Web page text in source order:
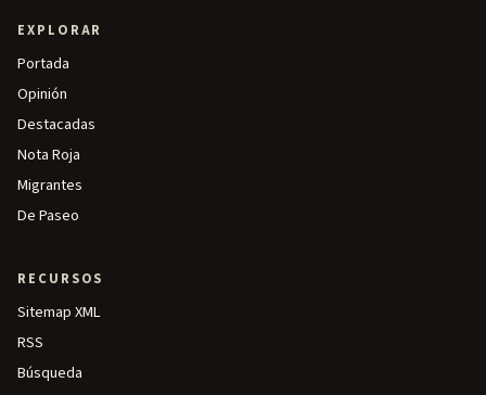
EXPLORAR
Portada
Opinión
Destacadas
Nota Roja
Migrantes
De Paseo
RECURSOS
Sitemap XML
RSS
Búsqueda